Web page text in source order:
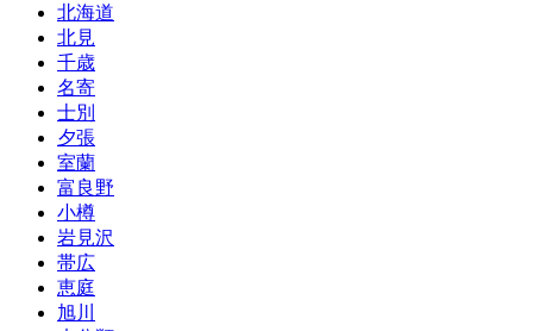
北海道
北見
千歳
名寄
士別
夕張
室蘭
富良野
小樽
岩見沢
帯広
恵庭
旭川